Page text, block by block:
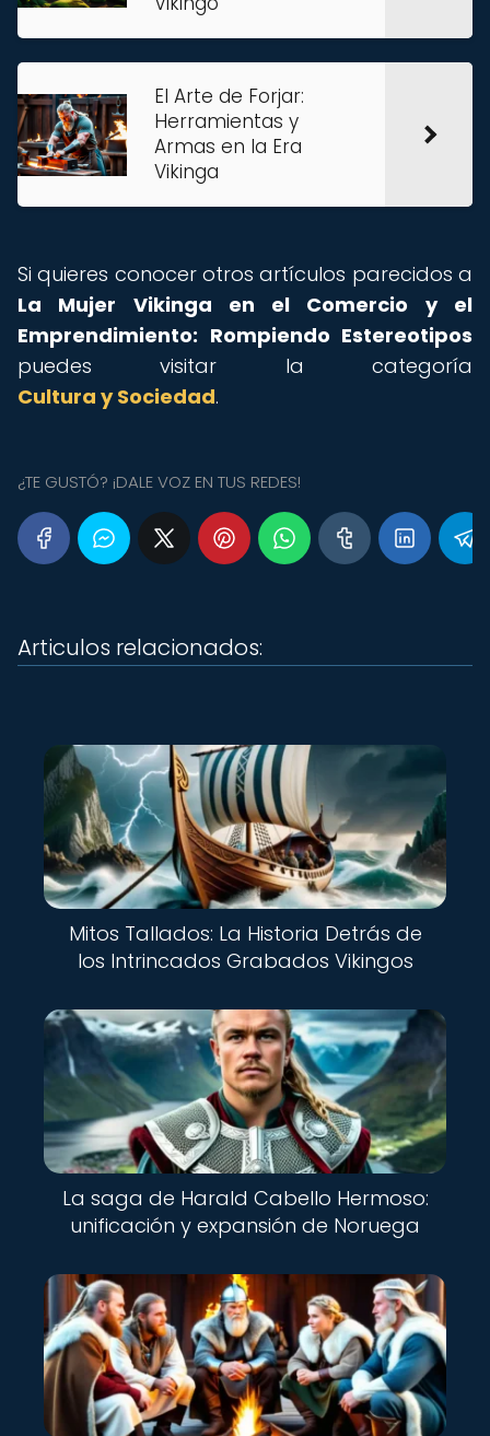
El Arte de Forjar:
Herramientas y
Armas en la Era
Vikinga
Si quieres conocer otros artículos parecidos a
La Mujer Vikinga en el Comercio y el
Emprendimiento: Rompiendo Estereotipos
puedes visitar la categoría
Cultura y Sociedad.
¿TE GUSTÓ? ¡DALE VOZ EN TUS REDES!
Articulos relacionados:
Mitos Tallados: La Historia Detrás de
los Intrincados Grabados Vikingos
La saga de Harald Cabello Hermoso:
unificación y expansión de Noruega